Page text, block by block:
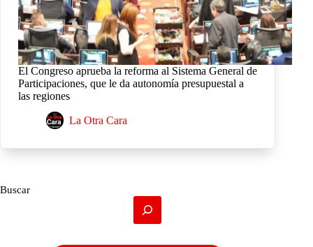
El Congreso aprueba la reforma al Sistema General de
Participaciones, que le da autonomía presupuestal a
las regiones
La Otra Cara
Buscar